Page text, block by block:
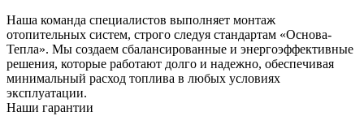
Наша команда специалистов выполняет монтаж
отопительных систем, строго следуя стандартам «Основа-
Тепла». Мы создаем сбалансированные и энергоэффективные
решения, которые работают долго и надежно, обеспечивая
минимальный расход топлива в любых условиях
эксплуатации.
Наши гарантии